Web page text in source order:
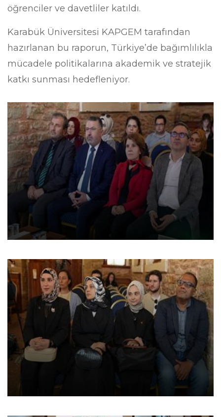
öğrenciler ve davetliler katıldı.
Karabük Üniversitesi KAPGEM tarafından
hazırlanan bu raporun, Türkiye’de bağımlılıkla
mücadele politikalarına akademik ve stratejik
katkı sunması hedefleniyor.